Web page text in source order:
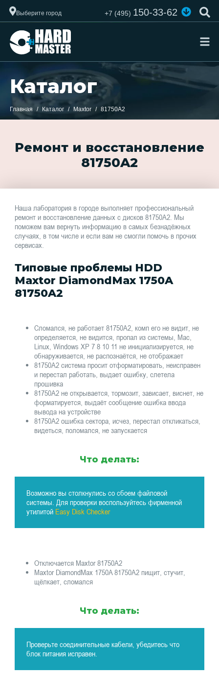
Выберите город +7 (495)150-33-62
Каталог
Главная Каталог Maxtor 81750A2
Ремонт и восстановление
81750A2
Наша лаборатория в городе выполняет профессиональный
ремонт и восстановление данных с дисков 81750A2. Мы
поможем вам вернуть информацию в самых безнадёжных
случаях, в том числе и если вам не смогли помочь в прочих
сервисах.
Типовые проблемы HDD
Maxtor DiamondMax 1750A
81750A2
Сломался, не работает 81750A2, комп его не видит, не
определяется, не видится, пропал из системы, Mac,
Linux, Windows XP 7 8 10 11 не инициализируется, не
обнаруживается, не распознаётся, не отображает
81750A2 система просит отформатировать, неисправен
и перестал работать, выдает ошибку, слетела
прошивка
81750A2 не открывается, тормозит, зависает, виснет, не
форматируется, выдаёт сообщение ошибка ввода
вывода на устройстве
81750A2 ошибка сектора, исчез, перестал откликаться,
видеться, поломался, не запускается
Что делать:
Возможно вы столкнулись со сбоем файловой
системы. Для проверки воспользуйтесь фирменной
утилитой Easy Disk Checker
Отключается Maxtor 81750A2
Maxtor DiamondMax 1750A 81750A2 пищит, стучит,
щёлкает, сломался
Что делать:
Проверьте соединительные кабели, убедитесь что
блок питания исправен.